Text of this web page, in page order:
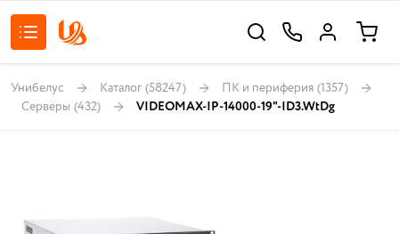
Унибелус Каталог (58247) ПК и периферия (1357)
Серверы (432) VIDEOMAX-IP-14000-19"-ID3.WtDg